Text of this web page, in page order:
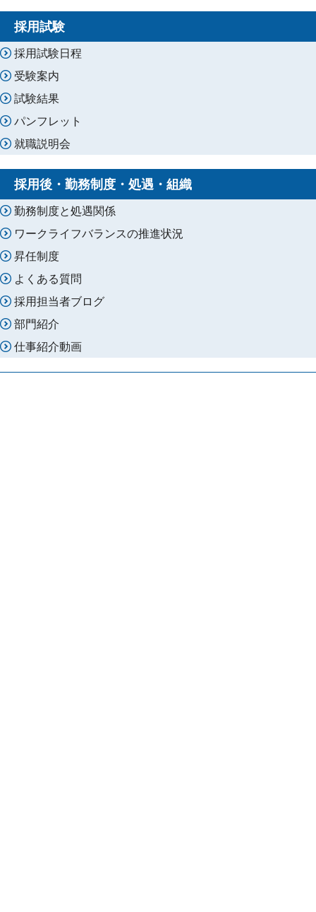
採用試験
採用試験日程
受験案内
試験結果
パンフレット
就職説明会
採用後・勤務制度・処遇・組織
勤務制度と処遇関係
ワークライフバランスの推進状況
昇任制度
よくある質問
採用担当者ブログ
部門紹介
仕事紹介動画